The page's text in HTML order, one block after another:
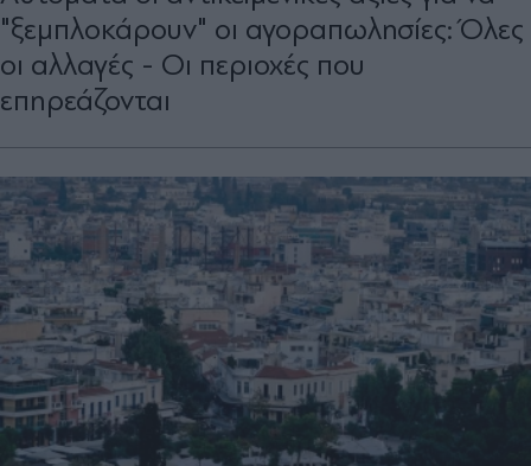
"ξεµπλοκάρουν" οι αγοραπωλησίες: Όλες
οι αλλαγές - Οι περιοχές που
επηρεάζονται